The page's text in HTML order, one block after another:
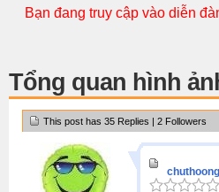
Bạn đang truy cập vào diễn
Tổng quan hình
This post has 35 Replies | 2 Followers
chuthoong